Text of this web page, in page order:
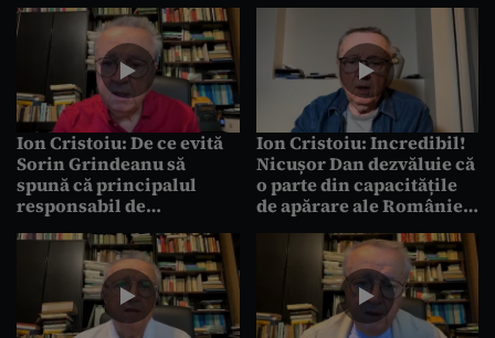
Ion Cristoiu: De ce evită
Sorin Grindeanu să
spună că principalul
responsabil de
Nicușor Dan și nu Ilie
Bolojan
Ion Cristoiu: Incredibil!
Nicușor Dan dezvăluie că
o parte din capacitățile
de apărare ale României